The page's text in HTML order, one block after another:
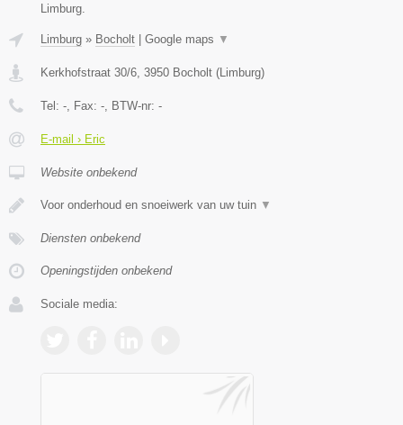
Limburg.
Limburg » Bocholt | Google maps ▼
Kerkhofstraat 30/6 3950 Bocholt (Limburg)
Tel: - , Fax: - , BTW-nr: -
E-mail › Eric
Website onbekend
Voor onderhoud en snoeiwerk van uw tuin ▼
Diensten onbekend
Openingstijden onbekend
Sociale media: